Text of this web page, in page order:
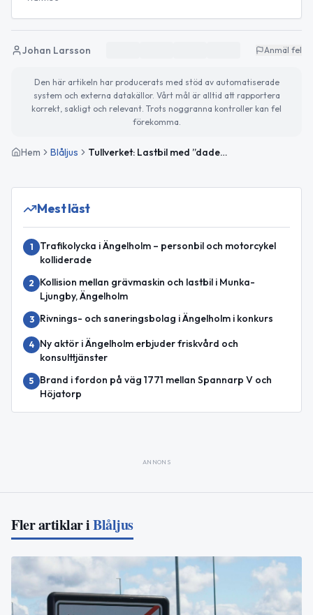
Johan Larsson Anmäl fel
Den här artikeln har producerats med stöd av automatiserade
system och externa datakällor. Vårt mål är alltid att rapportera
korrekt, sakligt och relevant. Trots noggranna kontroller kan fel
förekomma.
Hem Blåljus Tullverket: Lastbil med ”dadelskakor” stoppades – över 1,3 miljoner narkotikaklassade tabletter beslagtagna
Mest läst
1
Trafikolycka i Ängelholm – personbil och motorcykel
kolliderade
2
Kollision mellan grävmaskin och lastbil i Munka-
Ljungby, Ängelholm
3 Rivnings- och saneringsbolag i Ängelholm i konkurs
4
Ny aktör i Ängelholm erbjuder friskvård och
konsulttjänster
5
Brand i fordon på väg 1771 mellan Spannarp V och
Höjatorp
ANNONS
Fler artiklar iBlåljus